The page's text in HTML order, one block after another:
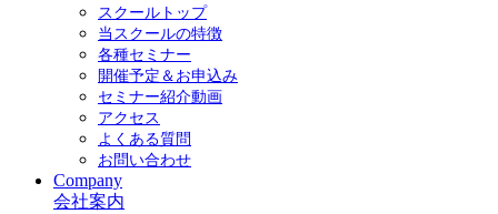
スクールトップ
当スクールの特徴
各種セミナー
開催予定＆お申込み
セミナー紹介動画
アクセス
よくある質問
お問い合わせ
Company
会社案内